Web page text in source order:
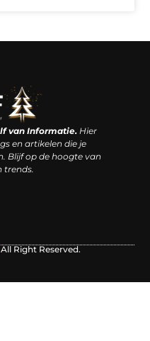
van Informatie.Hier
en artikelen die je
Blijf op de hoogte van
trends.
All Right Reserved.